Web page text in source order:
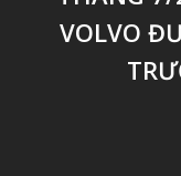
VOLVO